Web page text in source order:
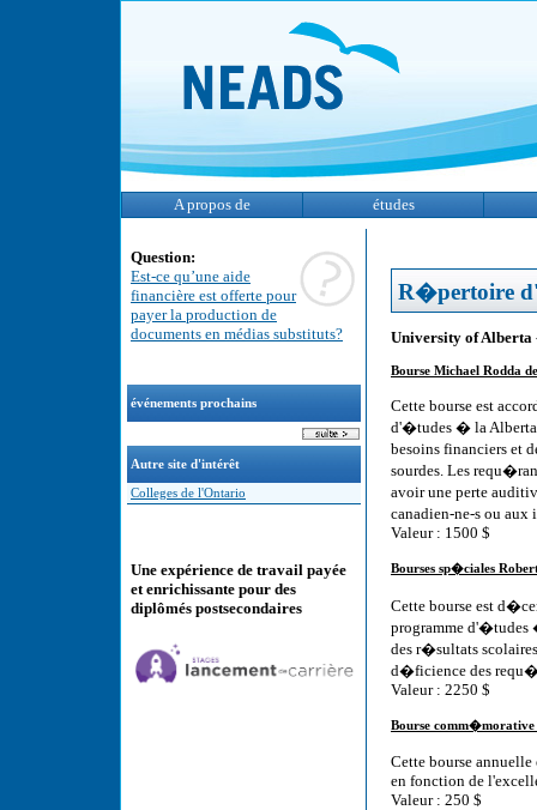
A propos de études
Question:
Est-ce qu’une aide
financière est offerte pour
payer la production de
documents en médias substituts?
événements prochains
Autre site d'intérêt
Colleges de l'Ontario
Une expérience de travail payée
et enrichissante pour des
diplômés postsecondaires
R�pertoire
University of Alberta
Bourse Michael Rodda
Cette bourse est
d'�tudes � la Alberta
besoins financiers et
sourdes. Les
avoir une perte
canadien-ne-s ou
Valeur : 1500 $
Bourses sp�ciales
Cette bourse est
programme d'�tudes
des r�sultats
d�ficience des
Valeur : 2250 $
Bourse
Cette bourse
en fonction de
Valeur : 250 $